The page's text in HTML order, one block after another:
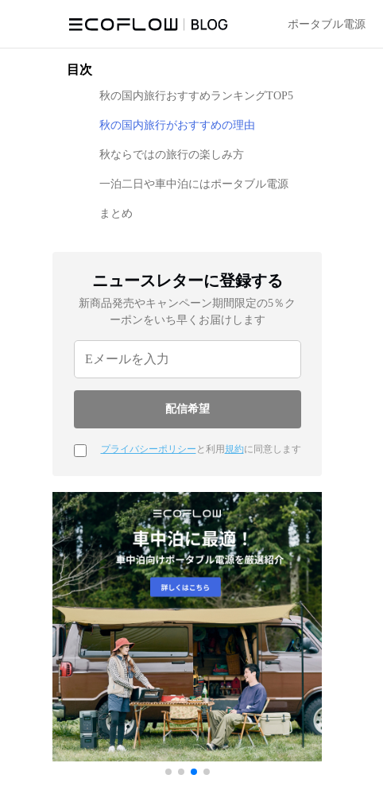
ポータブル電源
目次
秋の国内旅行おすすめランキングTOP5
秋の国内旅行がおすすめの理由
秋ならではの旅行の楽しみ方
一泊二日や車中泊にはポータブル電源
まとめ
ニュースレターに登録する
新商品発売やキャンペーン期間限定の5％ク
ーポンをいち早くお届けします
プライバシーポリシー と利用規約に同意します